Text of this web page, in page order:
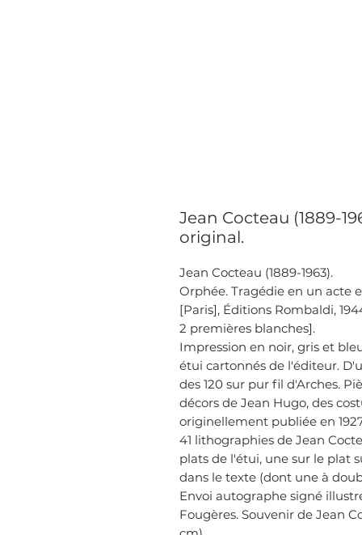
Jean Cocteau (1889-
original.
Jean Cocteau (1889-1963).
Orphée. Tragédie en un acte
[Paris], Éditions Rombaldi,
2 premières blanches].
Impression en noir, gris et
étui cartonnés de l'éditeur.
des 120 sur pur fil d'Arches.
décors de Jean Hugo, des
originellement publiée en
41 lithographies de Jean
plats de l'étui, une sur le plat
dans le texte (dont une à
Envoi autographe signé
Fougères. Souvenir de Jean